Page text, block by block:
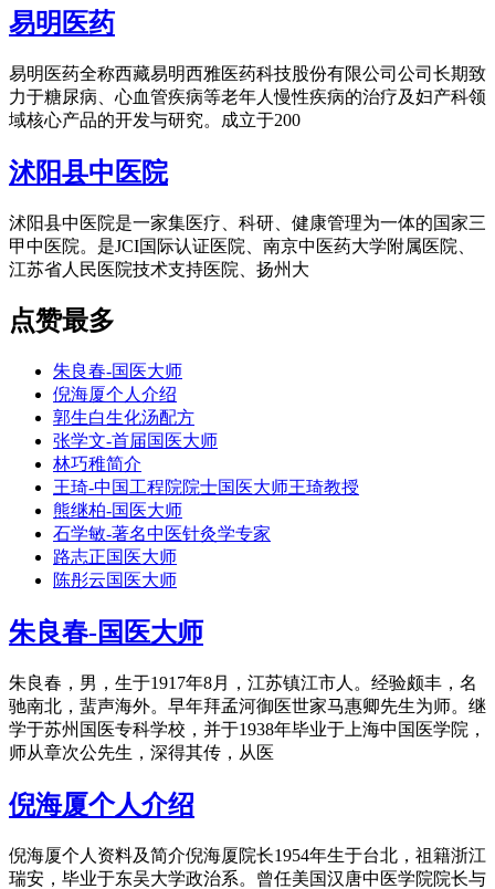
易明医药
易明医药全称西藏易明西雅医药科技股份有限公司公司长期致
力于糖尿病、心血管疾病等老年人慢性疾病的治疗及妇产科领
域核心产品的开发与研究。成立于200
沭阳县中医院
沭阳县中医院是一家集医疗、科研、健康管理为一体的国家三
甲中医院。是JCI国际认证医院、南京中医药大学附属医院、
江苏省人民医院技术支持医院、扬州大
点赞最多
朱良春-国医大师
倪海厦个人介绍
郭生白生化汤配方
张学文-首届国医大师
林巧稚简介
王琦-中国工程院院士国医大师王琦教授
熊继柏-国医大师
石学敏-著名中医针灸学专家
路志正国医大师
陈彤云国医大师
朱良春-国医大师
朱良春，男，生于1917年8月，江苏镇江市人。经验颇丰，名
驰南北，蜚声海外。早年拜孟河御医世家马惠卿先生为师。继
学于苏州国医专科学校，并于1938年毕业于上海中国医学院，
师从章次公先生，深得其传，从医
倪海厦个人介绍
倪海厦个人资料及简介倪海厦院长1954年生于台北，祖籍浙江
瑞安，毕业于东吴大学政治系。曾任美国汉唐中医学院院长与